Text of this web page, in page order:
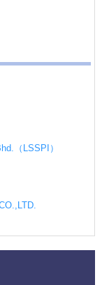
（LSSPI）